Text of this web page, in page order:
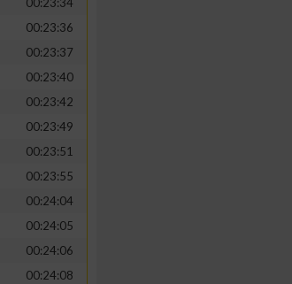
00:23:36
00:23:37
00:23:40
00:23:42
00:23:49
00:23:51
00:23:55
00:24:04
00:24:05
00:24:06
00:24:08